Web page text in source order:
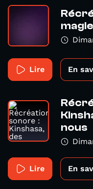
Lire En
nous
Lire En